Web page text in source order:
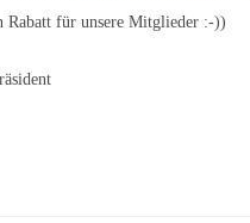
Rabatt für unsere Mitglieder :-))